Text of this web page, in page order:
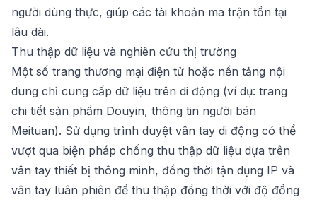
người dùng thực, giúp các tài khoản ma trận tồn tại
lâu dài.
Thu thập dữ liệu và nghiên cứu thị trường
Một số trang thương mại điện tử hoặc nền tảng nội
dung chỉ cung cấp dữ liệu trên di động (ví dụ: trang
chi tiết sản phẩm Douyin, thông tin người bán
Meituan). Sử dụng trình duyệt vân tay di động có thể
vượt qua biện pháp chống thu thập dữ liệu dựa trên
vân tay thiết bị thông minh, đồng thời tận dụng IP và
vân tay luân phiên để thu thập đồng thời với độ đồng